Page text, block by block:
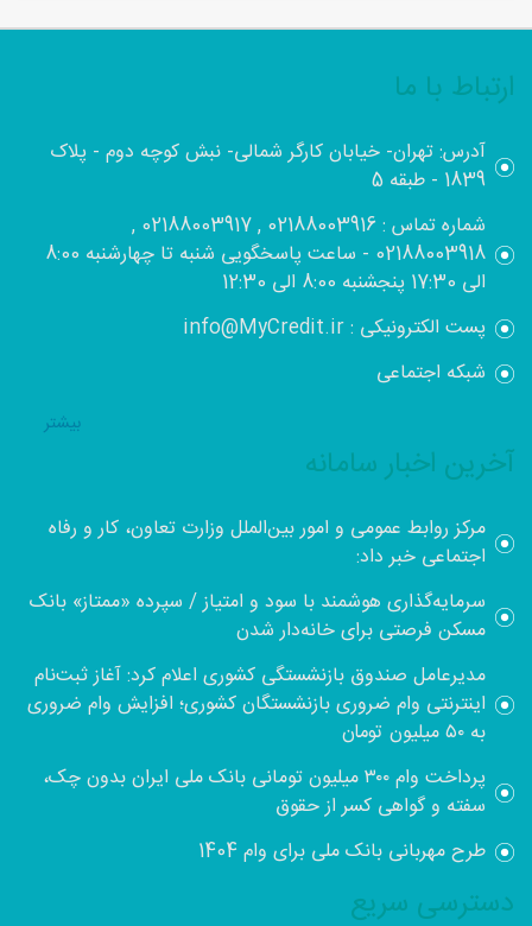
ارتباط با ما
آدرس: تهران- خیابان کارگر شمالی- نبش کوچه دوم - پلاک
1839 - طبقه 5
شماره تماس : 02188003916 , 02188003917 ,
02188003918 - ساعت پاسخگویی شنبه تا چهارشنبه 8:00
الی 17:30 پنجشنبه 8:00 الی 12:30
پست الکترونیکی : info@MyCredit.ir
شبکه اجتماعی
بيشتر
آخرین اخبار سامانه
مرکز روابط عمومی و امور بین‌الملل وزارت تعاون، کار و رفاه
اجتماعی خبر داد:
سرمایه‌گذاری هوشمند با سود و امتیاز / سپرده «ممتاز» بانک
مسکن فرصتی برای خانه‌دار شدن
مدیرعامل صندوق بازنشستگی کشوری اعلام کرد: آغاز ثبت‌نام
اینترنتی وام ضروری بازنشستگان کشوری؛ افزایش وام ضروری
به ۵۰ میلیون تومان
پرداخت وام ۳۰۰ میلیون تومانی بانک ملی ایران بدون چک،
سفته و گواهی کسر از حقوق
طرح مهربانی بانک ملی برای وام 1404
دسترسی سریع